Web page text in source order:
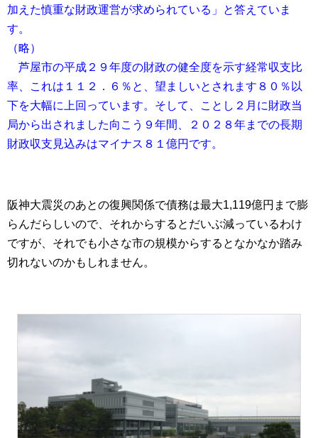
加えた慎重な財政運営が求められている」と答えていま
す。
（略）
芦屋市の平成２９年度の財政の健全度を示す経常収支比
率、これは１１２．６％と、望ましいとされます８０％以
下を大幅に上回っています。そして、ことし２月に財政当
局から出されました向こう９年間、２０２８年までの長期
財政収支見込みはマイナス８１億円です。
阪神大震災のあとの復興関係で債務は最大1,119億円まで膨
らんだらしいので、それからするとだいぶ減っているわけ
ですが、それでも小さな市の規模からするとなかなか踏み
切れないのかもしれません。